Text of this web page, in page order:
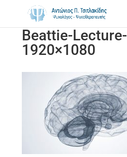
Beattie-Lecture-
1920×1080